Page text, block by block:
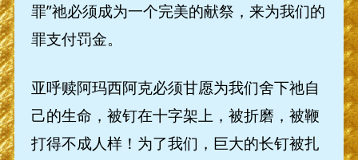
罪”祂必须成为一个完美的献祭，来为我们的
罪支付罚金。
亚呼赎阿玛西阿克必须甘愿为我们舍下祂自
己的生命，被钉在十字架上，被折磨，被鞭
打得不成人样！为了我们，巨大的长钉被扎